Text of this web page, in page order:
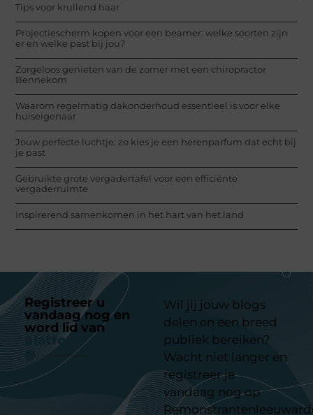
Tips voor krullend haar
Projectiescherm kopen voor een beamer: welke soorten zijn
er en welke past bij jou?
Zorgeloos genieten van de zomer met een chiropractor
Bennekom
Waarom regelmatig dakonderhoud essentieel is voor elke
huiseigenaar
Jouw perfecte luchtje: zo kies je een herenparfum dat echt bij
je past
Gebruikte grote vergadertafel voor een efficiënte
vergaderruimte
Inspirerend samenkomen in het hart van het land
Registreer u
vandaag nog en
word lid van
platform
Wil jij jouw blogs
delen en een breed
publiek bereiken?
Wacht niet langer en
registreer je
vandaag nog op